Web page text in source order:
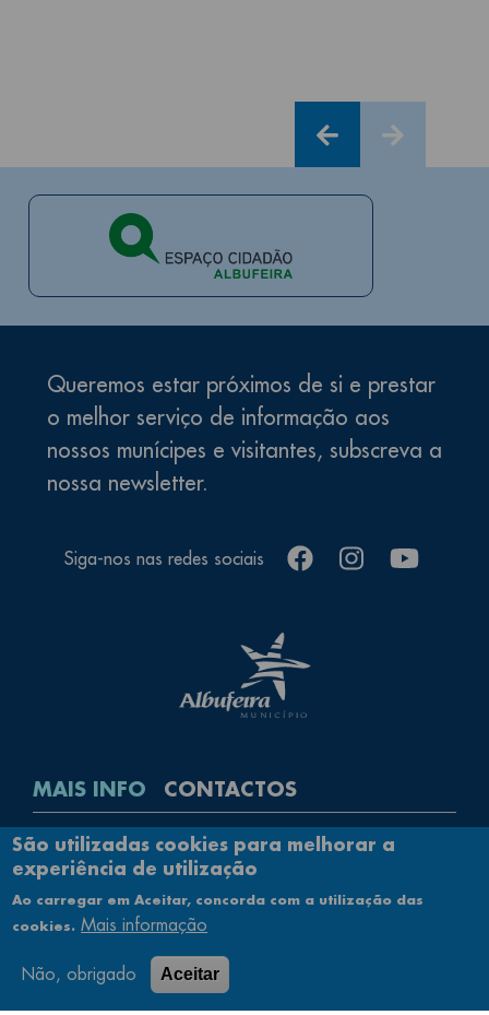
Queremos estar próximos de si e prestar
o melhor serviço de informação aos
nossos munícipes e visitantes, subscreva a
nossa newsletter.
Siga-nos nas redes sociais facebookinstagramyoutube
MAIS INFO CONTACTOS
Rodapé
Contactos
Política de Privacidade
Ficha Técnica
Mapa do Site
Acessibilidade
São utilizadas cookies para melhorar a
experiência de utilização
Ao carregar em Aceitar, concorda com a utilização das
cookies. Mais informação
Não, obrigado Aceitar